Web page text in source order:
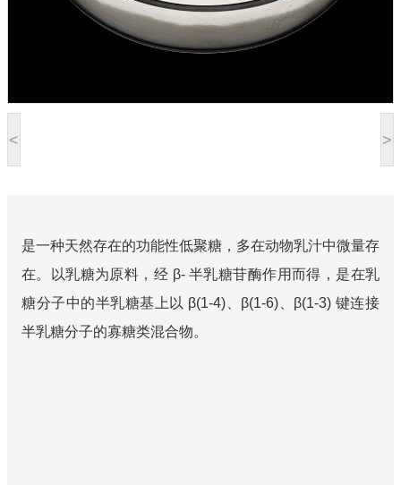
< >
是一种天然存在的功能性低聚糖，多在动物乳汁中微量存
在。以乳糖为原料，经 β- 半乳糖苷酶作用而得，是在乳
糖分子中的半乳糖基上以 β(1-4)、β(1-6)、β(1-3) 键连接
半乳糖分子的寡糖类混合物。